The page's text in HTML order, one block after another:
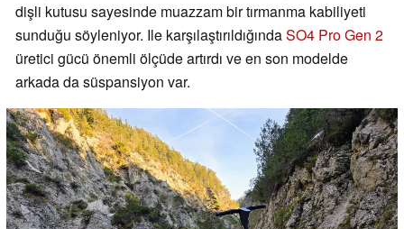
dişli kutusu sayesinde muazzam bir tırmanma kabiliyeti
sunduğu söyleniyor. Ile karşılaştırıldığındaSO4 Pro Gen 2
üretici gücü önemli ölçüde artırdı ve en son modelde
arkada da süspansiyon var.